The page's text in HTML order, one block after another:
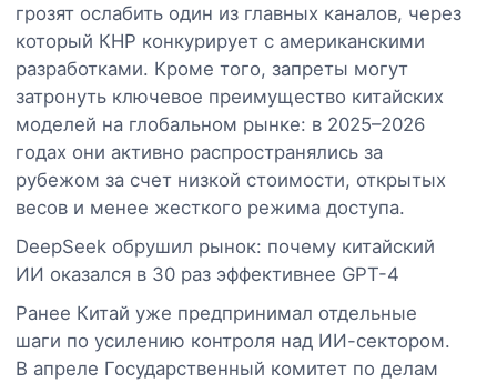
грозят ослабить один из главных каналов, через
который КНР конкурирует с американскими
разработками. Кроме того, запреты могут
затронуть ключевое преимущество китайских
моделей на глобальном рынке: в 2025–2026
годах они активно распространялись за
рубежом за счет низкой стоимости, открытых
весов и менее жесткого режима доступа.
DeepSeek обрушил рынок: почему китайский
ИИ оказался в 30 раз эффективнее GPT-4
Ранее Китай уже предпринимал отдельные
шаги по усилению контроля над ИИ-сектором.
В апреле Государственный комитет по делам